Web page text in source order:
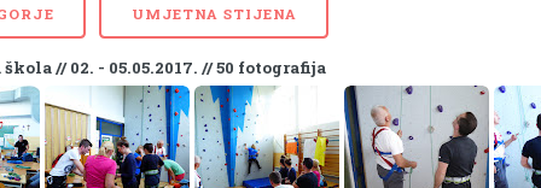
UMJETNA STIJENA
// 02. - 05.05.2017. // 50 fotografija